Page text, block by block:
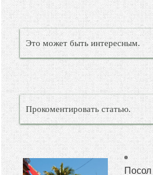
Это может быть интересным.
Прокоментировать статью.
Посол